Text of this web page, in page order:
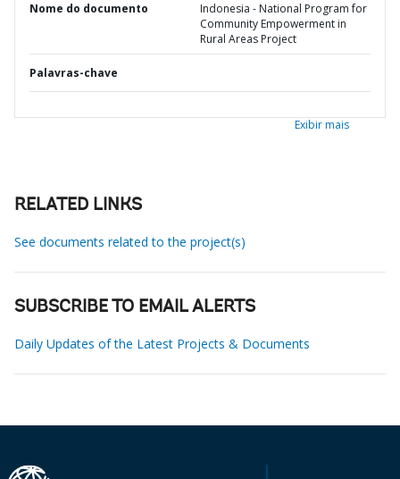
Nome do documento
Indonesia - National Program for
Community Empowerment in
Rural Areas Project
Palavras-chave
Exibir mais
RELATED LINKS
See documents related to the project(s)
SUBSCRIBE TO EMAIL ALERTS
Daily Updates of the Latest Projects & Documents